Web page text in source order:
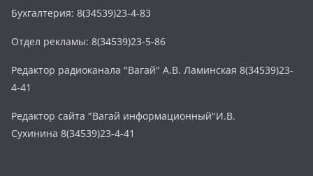
Бухгалтерия: 8(34539)23-4-83
Отдел рекламы: 8(34539)23-5-86
Редактор радиоканала "Вагай" А.В. Ламинская 8(34539)23-
4-41
Редактор сайта "Вагай информационный"И.В.
Сухинина 8(34539)23-4-41